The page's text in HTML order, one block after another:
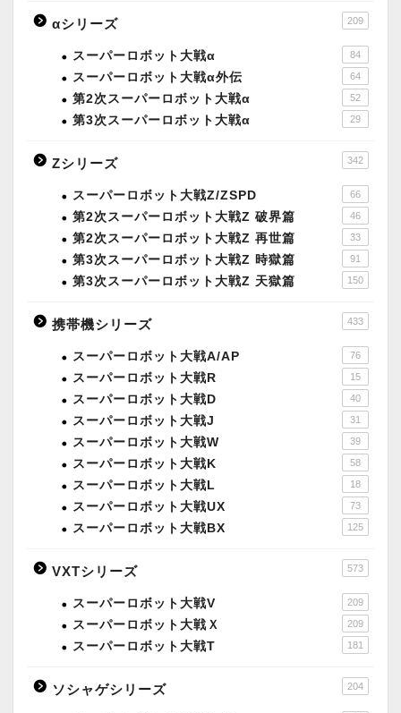
αシリーズ 209
スーパーロボット大戦α 84
スーパーロボット大戦α外伝 64
第2次スーパーロボット大戦α 52
第3次スーパーロボット大戦α 29
Zシリーズ 342
スーパーロボット大戦Z/ZSPD 66
第2次スーパーロボット大戦Z 破界篇 46
第2次スーパーロボット大戦Z 再世篇 33
第3次スーパーロボット大戦Z 時獄篇 91
第3次スーパーロボット大戦Z 天獄篇 150
携帯機シリーズ 433
スーパーロボット大戦A/AP 76
スーパーロボット大戦R 15
スーパーロボット大戦D 40
スーパーロボット大戦J 31
スーパーロボット大戦W 39
スーパーロボット大戦K 58
スーパーロボット大戦L 18
スーパーロボット大戦UX 73
スーパーロボット大戦BX 125
VXTシリーズ 573
スーパーロボット大戦V 209
スーパーロボット大戦Ｘ 209
スーパーロボット大戦T 181
ソシャゲシリーズ 204